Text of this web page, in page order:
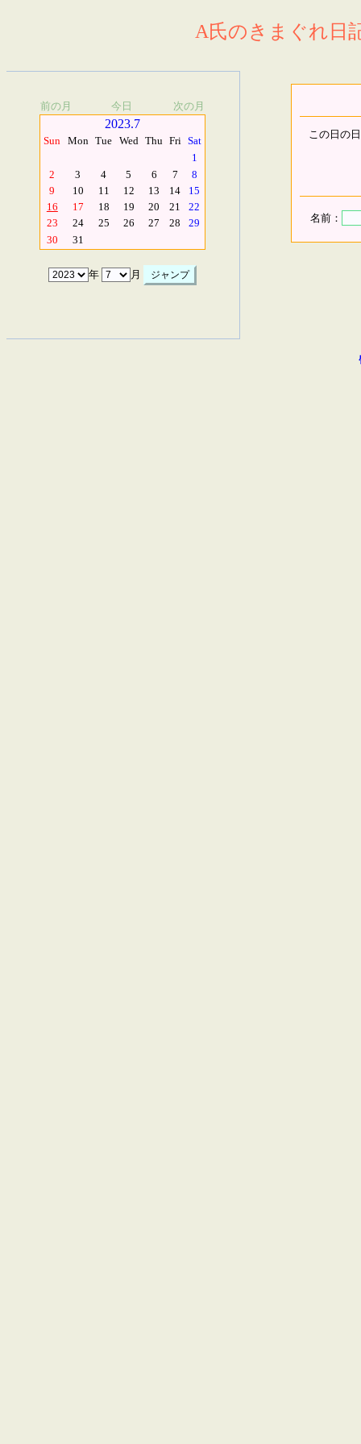
A氏のきまぐれ日
前の月 今日 次の月
2023.7
Sun Mon Tue Wed Thu Fri Sat
1
2
3 4 5 6 7
8
9
10 11 12 13 14
15
16
17 18 19 20 21
22
23
24 25 26 27 28
29
30
31
年 月
この日の
名前：